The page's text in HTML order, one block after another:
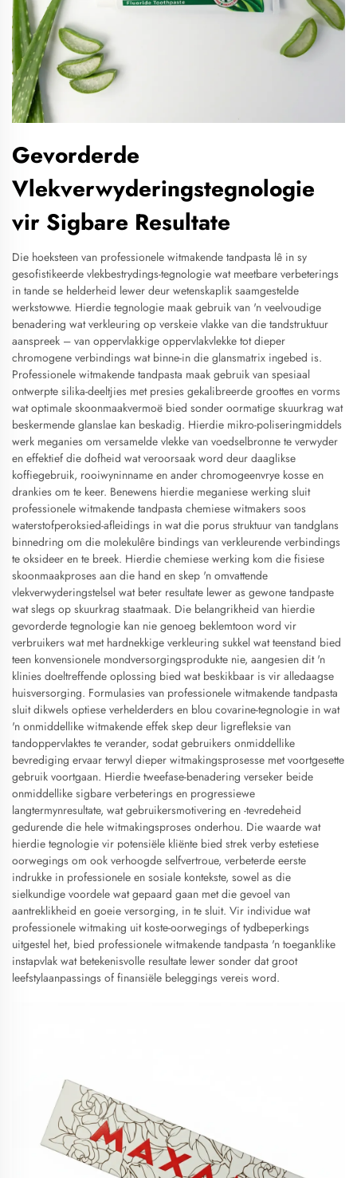
Gevorderde
Vlekverwyderingstegnologie
vir Sigbare Resultate
Die hoeksteen van professionele witmakende tandpasta lê in sy
gesofistikeerde vlekbestrydings-tegnologie wat meetbare verbeterings
in tande se helderheid lewer deur wetenskaplik saamgestelde
werkstowwe. Hierdie tegnologie maak gebruik van 'n veelvoudige
benadering wat verkleuring op verskeie vlakke van die tandstruktuur
aanspreek – van oppervlakkige oppervlakvlekke tot dieper
chromogene verbindings wat binne-in die glansmatrix ingebed is.
Professionele witmakende tandpasta maak gebruik van spesiaal
ontwerpte silika-deeltjies met presies gekalibreerde groottes en vorms
wat optimale skoonmaakvermoë bied sonder oormatige skuurkrag wat
beskermende glanslae kan beskadig. Hierdie mikro-poliseringmiddels
werk meganies om versamelde vlekke van voedselbronne te verwyder
en effektief die dofheid wat veroorsaak word deur daaglikse
koffiegebruik, rooiwyninname en ander chromogeenvrye kosse en
drankies om te keer. Benewens hierdie meganiese werking sluit
professionele witmakende tandpasta chemiese witmakers soos
waterstofperoksied-afleidings in wat die porus struktuur van tandglans
binnedring om die molekulêre bindings van verkleurende verbindings
te oksideer en te breek. Hierdie chemiese werking kom die fisiese
skoonmaakproses aan die hand en skep 'n omvattende
vlekverwyderingstelsel wat beter resultate lewer as gewone tandpaste
wat slegs op skuurkrag staatmaak. Die belangrikheid van hierdie
gevorderde tegnologie kan nie genoeg beklemtoon word vir
verbruikers wat met hardnekkige verkleuring sukkel wat teenstand bied
teen konvensionele mondversorgingsprodukte nie, aangesien dit 'n
klinies doeltreffende oplossing bied wat beskikbaar is vir alledaagse
huisversorging. Formulasies van professionele witmakende tandpasta
sluit dikwels optiese verhelderders en blou covarine-tegnologie in wat
'n onmiddellike witmakende effek skep deur ligrefleksie van
tandoppervlaktes te verander, sodat gebruikers onmiddellike
bevrediging ervaar terwyl dieper witmakingsprosesse met voortgesette
gebruik voortgaan. Hierdie tweefase-benadering verseker beide
onmiddellike sigbare verbeterings en progressiewe
langtermynresultate, wat gebruikersmotivering en -tevredeheid
gedurende die hele witmakingsproses onderhou. Die waarde wat
hierdie tegnologie vir potensiële kliënte bied strek verby estetiese
oorwegings om ook verhoogde selfvertroue, verbeterde eerste
indrukke in professionele en sosiale kontekste, sowel as die
sielkundige voordele wat gepaard gaan met die gevoel van
aantreklikheid en goeie versorging, in te sluit. Vir individue wat
professionele witmaking uit koste-oorwegings of tydbeperkings
uitgestel het, bied professionele witmakende tandpasta 'n toeganklike
instapvlak wat betekenisvolle resultate lewer sonder dat groot
leefstylaanpassings of finansiële beleggings vereis word.